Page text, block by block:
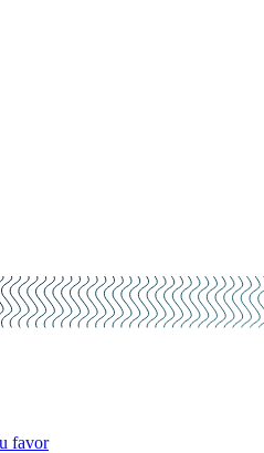
favor